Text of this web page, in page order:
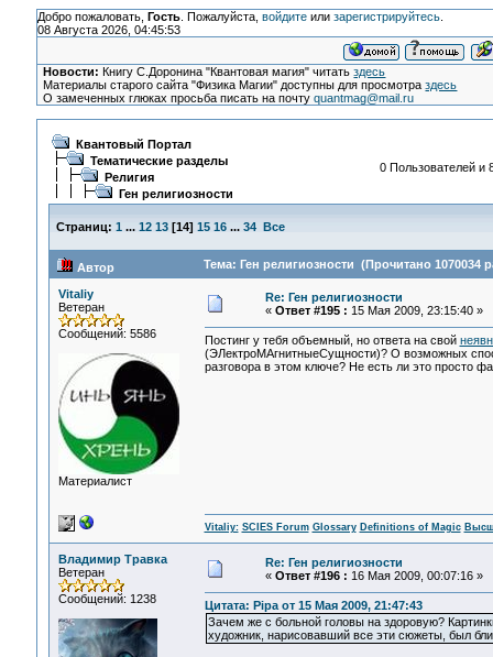
Добро пожаловать, Гость. Пожалуйста, войдитеили зарегистрируйтесь.
08 Августа 2026, 04:45:53
Новости: Книгу С.Доронина "Квантовая магия" читатьздесь
Материалы старого сайта "Физика Магии" доступны для просмотраздесь
О замеченных глюках просьба писать на почтуquantmag@mail.ru
Квантовый Портал
Тематические разделы
Религия
Ген религиозности
0 Пользователей и
Страниц: 1 ... 12 13[14] 15 16 ... 34 Все
Автор Тема: Ген религиозности (Прочитано 1070034
Vitaliy
Ветеран
Сообщений: 5586
Материалист
Re: Ген религиозности
« Ответ #195 : 15 Мая 2009, 23:15:40 »
Постинг у тебя объемный, но ответа на свой
(ЭЛектроМАгнитныеСущности)? О возможных
разговора в этом ключе? Не есть ли это просто
Vitaliy: SCIES Forum Glossary Definitions of Magic
Владимир Травка
Ветеран
Сообщений: 1238
Re: Ген религиозности
« Ответ #196 : 16 Мая 2009, 00:07:16 »
Цитата: Pipa от 15 Мая 2009, 21:47:43
Зачем же с больной головы на здоровую?
художник, нарисовавший все эти сюжеты, был